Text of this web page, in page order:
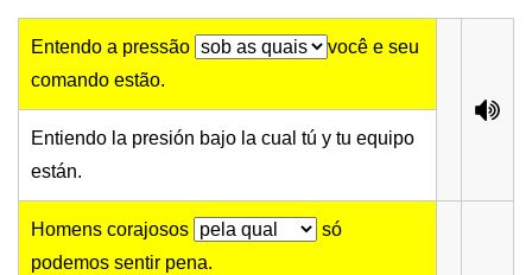
Entendo a pressão
você e seu
comando estão.
Entiendo la presión bajo la cual tú y tu equipo
están.
Homens corajosos
só
podemos sentir pena.